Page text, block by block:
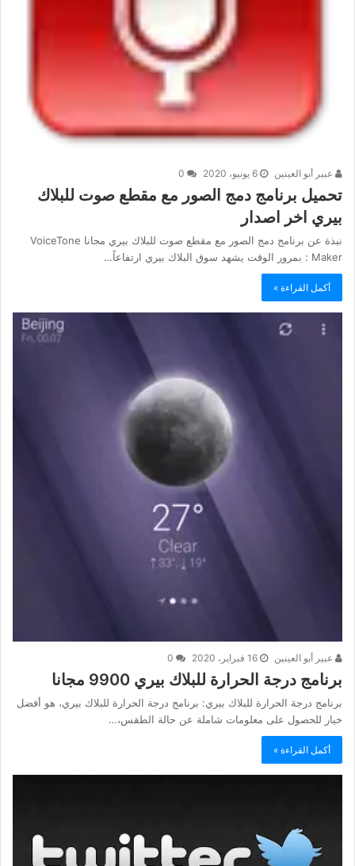
عبير أبو العينين 6 يونيو، 2020
تحميل برنامج دمج الصور مع مقطع صوت للبلاك
بيري اخر اصدار
نبذة عن برنامج دمج الصور مع مقطع صوت للبلاك بيري مجانا VoiceTone
Maker : بمرور الوقت يشهد سوق البلاك بيري ارتفاعاً…
أكمل القراءة »
عبير أبو العينين 16 فبراير، 2020
برنامج درجة الحرارة للبلاك بيري 9900 مجانا
برنامج درجة الحرارة للبلاك بيري: برنامج درجة الحرارة للبلاك بيري، هو أفضل
خيار للحصول على معلومات شاملة عن حالة الطقس،…
أكمل القراءة »